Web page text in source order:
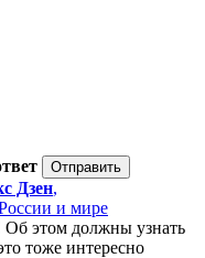
Дзен,
и мире
этом должны узнать
тоже интересно